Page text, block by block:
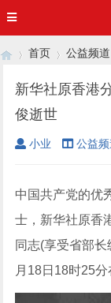
首页
›
公益频道
新华社原香港
俊逝世
小业 公益频
中国共产党的优
士，新华社原香
同志(享受省部
月18日18时25分